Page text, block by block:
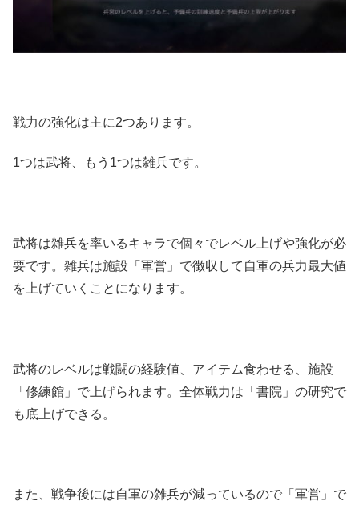
戦力の強化は主に2つあります。
1つは武将、もう1つは雑兵です。
武将は雑兵を率いるキャラで個々でレベル上げや強化が必
要です。雑兵は施設「軍営」で徴収して自軍の兵力最大値
を上げていくことになります。
武将のレベルは戦闘の経験値、アイテム食わせる、施設
「修練館」で上げられます。全体戦力は「書院」の研究で
も底上げできる。
また、戦争後には自軍の雑兵が減っているので「軍営」で